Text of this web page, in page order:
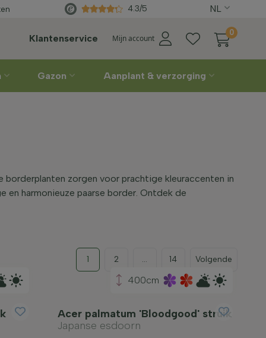
van de kweker
4.3/5 NL
Klantenservice Mijn account
0
Gazon Aanplant & verzorging
borderplanten zorgen voor prachtige kleuraccenten in
en harmonieuze paarse border. Ontdek de
1 2 ... 14 Volgende
400cm
Acer palmatum 'Bloodgood' struik
Japanse esdoorn